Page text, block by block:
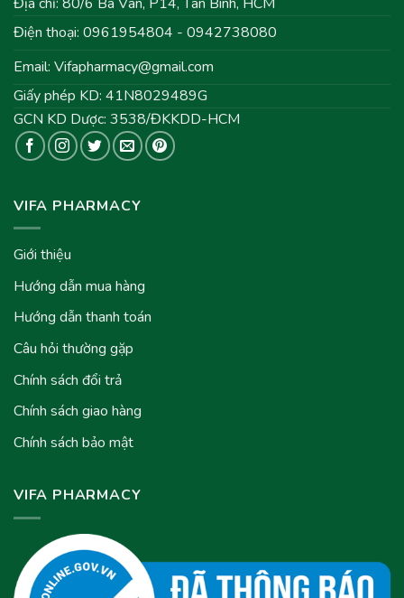
Địa chỉ: 80/6 Ba Vân, P14, Tân Bình, HCM
Điện thoại: 0961954804 - 0942738080
Email: Vifapharmacy@gmail.com
Giấy phép KD: 41N8029489G
GCN KD Dược: 3538/ĐKKDD-HCM
VIFA PHARMACY
Giới thiệu
Hướng dẫn mua hàng
Hướng dẫn thanh toán
Câu hỏi thường gặp
Chính sách đổi trả
Chính sách giao hàng
Chính sách bảo mật
VIFA PHARMACY